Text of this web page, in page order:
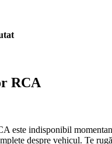
RCA
este indisponibil
despre vehicul. Te